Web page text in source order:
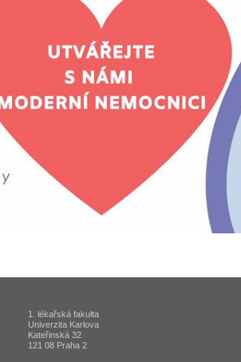
fakulta Univerzita Karlova v Praze
1. lékařská fakulta
Univerzita Karlova
Kateřinská 32
121 08 Praha 2